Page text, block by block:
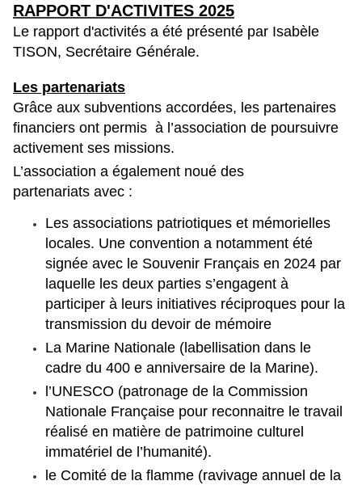
RAPPORT D'ACTIVITES 2025
Le rapport d'activités a été présenté par Isabèle
TISON, Secrétaire Générale.
Les partenariats
Grâce aux subventions accordées, les partenaires
financiers ont permis à l’association de poursuivre
activement ses missions.
L’association a également noué des
partenariats avec :
Les associations patriotiques et mémorielles
locales. Une convention a notamment été
signée avec le Souvenir Français en 2024 par
laquelle les deux parties s’engagent à
participer à leurs initiatives réciproques pour la
transmission du devoir de mémoire
La Marine Nationale (labellisation dans le
cadre du 400 e anniversaire de la Marine).
l’UNESCO (patronage de la Commission
Nationale Française pour reconnaitre le travail
réalisé en matière de patrimoine culturel
immatériel de l’humanité).
le Comité de la flamme (ravivage annuel de la